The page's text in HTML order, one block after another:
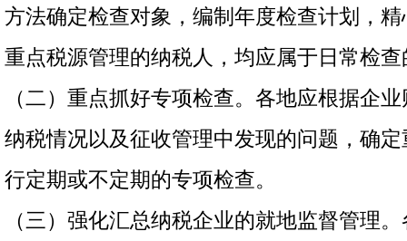
方法确定检查对象，编制年度检查计划，
重点税源管理的纳税人，均应属于日常检
（二）重点抓好专项检查。各地应根据企
纳税情况以及征收管理中发现的问题，确
行定期或不定期的专项检查。
（三）强化汇总纳税企业的就地监督管理